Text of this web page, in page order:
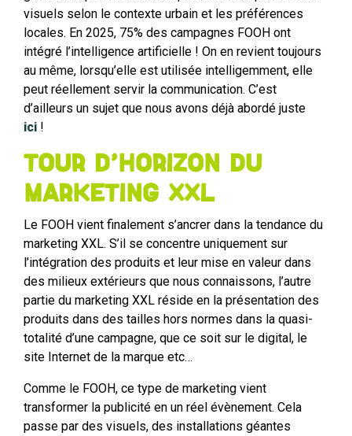
visuels selon le contexte urbain et les préférences
locales. En 2025, 75% des campagnes FOOH ont
intégré l’intelligence artificielle ! On en revient toujours
au même, lorsqu’elle est utilisée intelligemment, elle
peut réellement servir la communication. C’est
d’ailleurs un sujet que nous avons déjà abordé juste
ici !
Tour d’horizon du
marketing XXL
Le FOOH vient finalement s’ancrer dans la tendance du
marketing XXL. S’il se concentre uniquement sur
l’intégration des produits et leur mise en valeur dans
des milieux extérieurs que nous connaissons, l’autre
partie du marketing XXL réside en la présentation des
produits dans des tailles hors normes dans la quasi-
totalité d’une campagne, que ce soit sur le digital, le
site Internet de la marque etc…
Comme le FOOH, ce type de marketing vient
transformer la publicité en un réel évènement. Cela
passe par des visuels, des installations géantes